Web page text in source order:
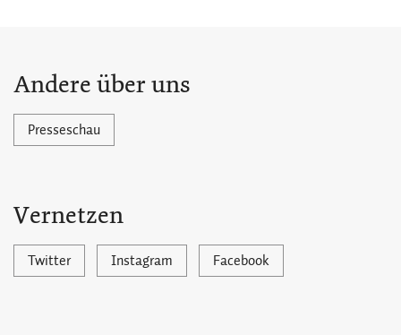
Andere über uns
Presseschau
Vernetzen
Twitter Instagram Facebook